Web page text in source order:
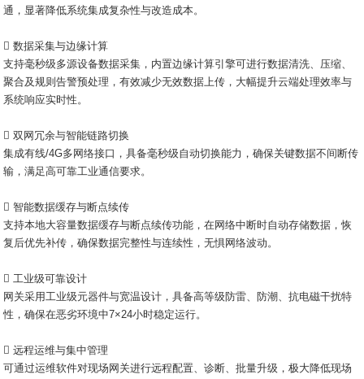
通，显著降低系统集成复杂性与改造成本。
 数据采集与边缘计算
支持毫秒级多源设备数据采集，内置边缘计算引擎可进行数据清洗、压缩、
聚合及规则告警预处理，有效减少无效数据上传，大幅提升云端处理效率与
系统响应实时性。
 双网冗余与智能链路切换
集成有线/4G多网络接口，具备毫秒级自动切换能力，确保关键数据不间断传
输，满足高可靠工业通信要求。
 智能数据缓存与断点续传
支持本地大容量数据缓存与断点续传功能，在网络中断时自动存储数据，恢
复后优先补传，确保数据完整性与连续性，无惧网络波动。
 工业级可靠设计
网关采用工业级元器件与宽温设计，具备高等级防雷、防潮、抗电磁干扰特
性，确保在恶劣环境中7×24小时稳定运行。
 远程运维与集中管理
可通过运维软件对现场网关进行远程配置、诊断、批量升级，极大降低现场